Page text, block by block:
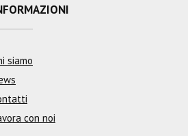
siamo
con noi